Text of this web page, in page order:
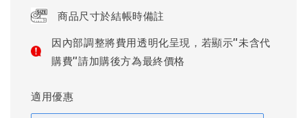
商品尺寸於結帳時備註
因內部調整將費用透明化呈現，若顯示"未含代
購費"請加購後方為最終價格
適用優惠